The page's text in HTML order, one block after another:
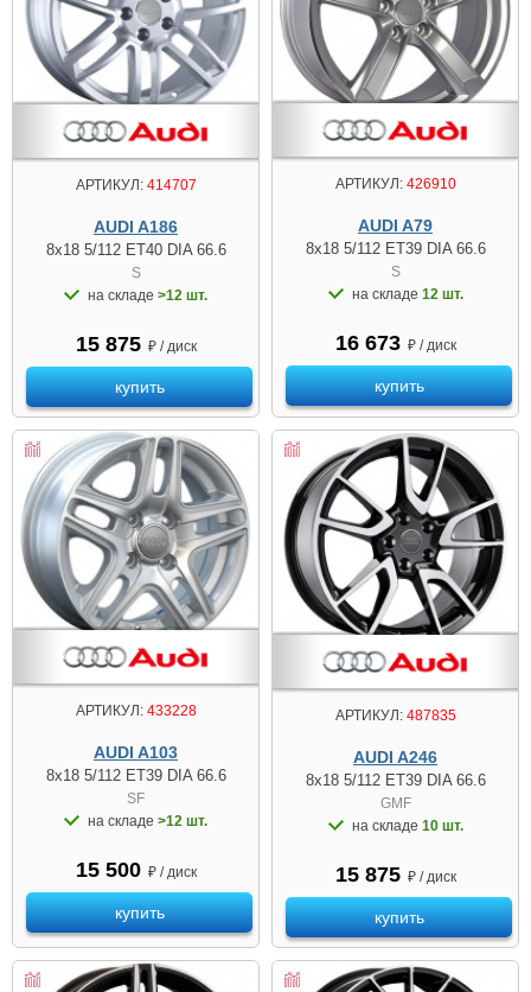
АРТИКУЛ:414707
AUDI A186
8x18 5/112 ET40 DIA 66.6
S
на складе >12 шт.
15 875 ₽ / диск
купить
АРТИКУЛ:426910
AUDI A79
8x18 5/112 ET39 DIA 66.6
S
на складе 12 шт.
16 673 ₽ / диск
купить
АРТИКУЛ:433228
AUDI A103
8x18 5/112 ET39 DIA 66.6
SF
на складе >12 шт.
15 500 ₽ / диск
купить
АРТИКУЛ:487835
AUDI A246
8x18 5/112 ET39 DIA 66.6
GMF
на складе 10 шт.
15 875 ₽ / диск
купить